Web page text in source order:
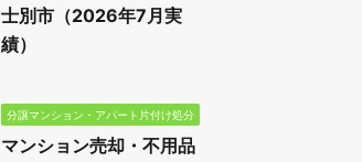
士別市（2026年7月実
績）
分譲マンション・アパート片付け処分
マンション売却・不用品